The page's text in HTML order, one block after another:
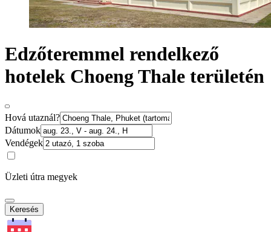
Edzőteremmel rendelkező
hotelek Choeng Thale területén
Hová utaznál?
Dátumok
Vendégek
Üzleti útra megyek
Keresés